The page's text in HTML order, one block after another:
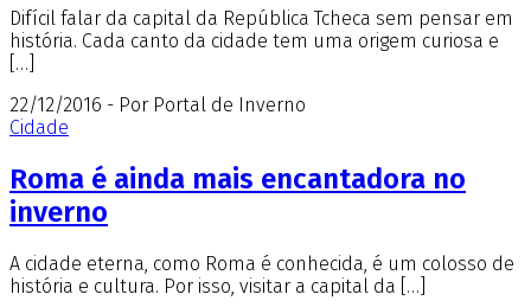
Difícil falar da capital da República Tcheca sem pensar em
história. Cada canto da cidade tem uma origem curiosa e
[…]
22/12/2016 - Por Portal de Inverno
Cidade
Roma é ainda mais encantadora no
inverno
A cidade eterna, como Roma é conhecida, é um colosso de
história e cultura. Por isso, visitar a capital da […]